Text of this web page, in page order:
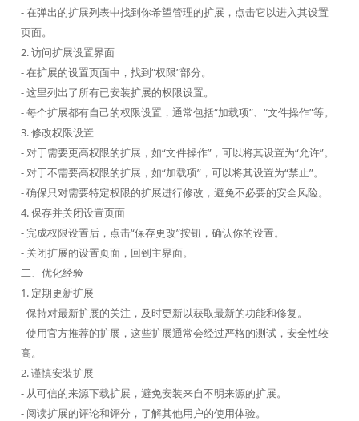
- 在弹出的扩展列表中找到你希望管理的扩展，点击它以进入其设置
页面。
2. 访问扩展设置界面
- 在扩展的设置页面中，找到“权限”部分。
- 这里列出了所有已安装扩展的权限设置。
- 每个扩展都有自己的权限设置，通常包括“加载项”、“文件操作”等。
3. 修改权限设置
- 对于需要更高权限的扩展，如“文件操作”，可以将其设置为“允许”。
- 对于不需要高权限的扩展，如“加载项”，可以将其设置为“禁止”。
- 确保只对需要特定权限的扩展进行修改，避免不必要的安全风险。
4. 保存并关闭设置页面
- 完成权限设置后，点击“保存更改”按钮，确认你的设置。
- 关闭扩展的设置页面，回到主界面。
二、优化经验
1. 定期更新扩展
- 保持对最新扩展的关注，及时更新以获取最新的功能和修复。
- 使用官方推荐的扩展，这些扩展通常会经过严格的测试，安全性较
高。
2. 谨慎安装扩展
- 从可信的来源下载扩展，避免安装来自不明来源的扩展。
- 阅读扩展的评论和评分，了解其他用户的使用体验。